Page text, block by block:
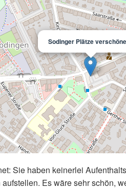
Sodinger Plätze
Sie haben keinerlei
Es wäre sehr schön,